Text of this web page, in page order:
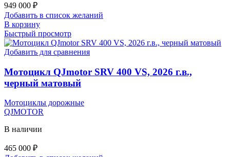
949 000 ₽
Добавить в список желаний
В корзину
Быстрый просмотр
Добавить для сравнения
Мотоцикл QJmotor SRV 400 VS, 2026 г.в.,
черный матовый
Мотоциклы дорожные
QJMOTOR
В наличии
465 000 ₽